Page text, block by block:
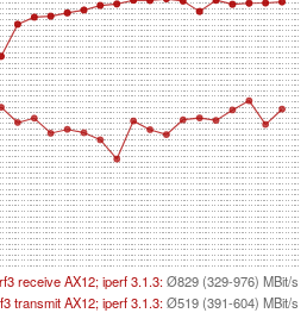
receive AX12; iperf 3.1.3:Ø829 (329-976) MBit/s
transmit AX12; iperf 3.1.3:Ø519 (391-604) MBit/s